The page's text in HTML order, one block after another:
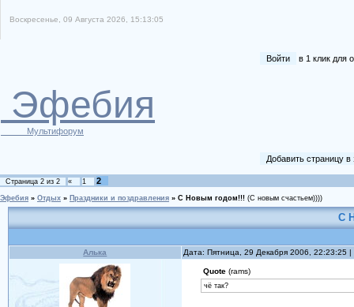
Воскресенье, 09 Августа 2026, 15:13:05
Войти в 1 клик для
Эфебия
Мультифорум
Добавить страницу
Страница 2 из 2 « 1 2
Эфебия » Отдых » Праздники и поздравления » С Новым годом!!! (С новым счастьем))))
С
Алька Дата: Пятница, 29 Декабря 2006, 22:23:25
Quote(rams)
чё так?